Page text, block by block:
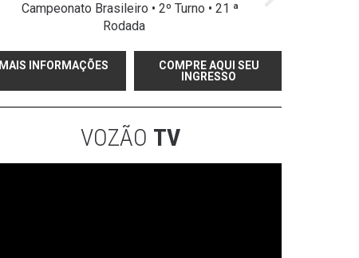
Campeonato Brasileiro • 2º Turno • 21 ª
Rodada
MAIS INFORMAÇÕES
COMPRE AQUI SEU
INGRESSO
VOZÃO TV